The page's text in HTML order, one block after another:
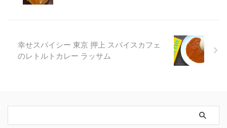
幸せスパイシー 東京 押上 スパイスカフェ
のレトルトカレー ラッサム